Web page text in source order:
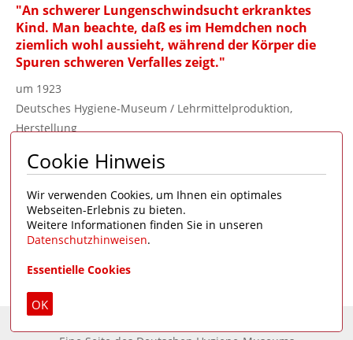
"An schwerer Lungenschwindsucht erkranktes
Kind. Man beachte, daß es im Hemdchen noch
ziemlich wohl aussieht, während der Körper die
Spuren schweren Verfalles zeigt."
um 1923
Deutsches Hygiene-Museum / Lehrmittelproduktion,
Herstellung
DHMD 2002/2187
Reprovorlage vorhanden
Zum Merkzettel hinzufügen
Cookie Hinweis
Wir verwenden Cookies, um Ihnen ein optimales
Webseiten-Erlebnis zu bieten.
Weitere Informationen finden Sie in unseren
Datenschutzhinweisen.
Essentielle Cookies
OK